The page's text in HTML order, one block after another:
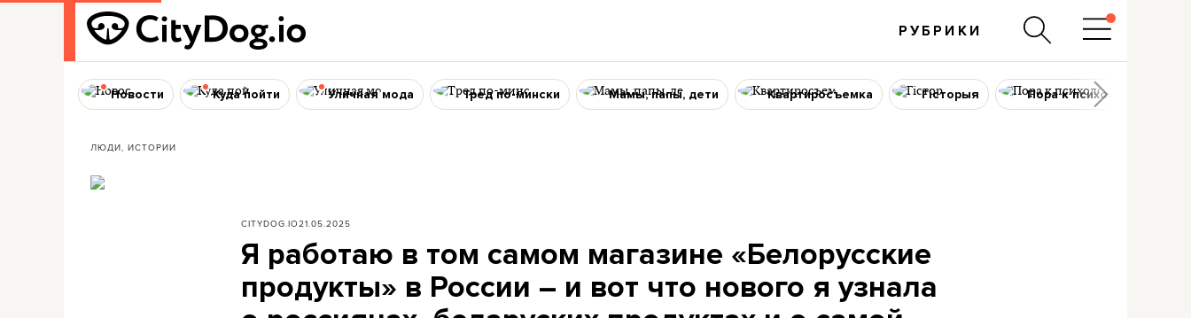
РУБРИКИ
Новости Куда пойти Уличная мода Тред по-мински Мамы, папы, дети Квартиросъемка Гісторыя Пора к психологу
ЛЮДИ, ИСТОРИИ
CITYDOG.IO21.05.2025
Я работаю в том самом магазине «Белорусские
продукты» в России – и вот что нового я узнала